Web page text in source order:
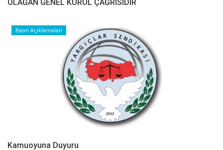
OLAĞAN GENEL KURUL ÇAĞRISIDIR
Basın Açıklamaları
Kamuoyuna Duyuru